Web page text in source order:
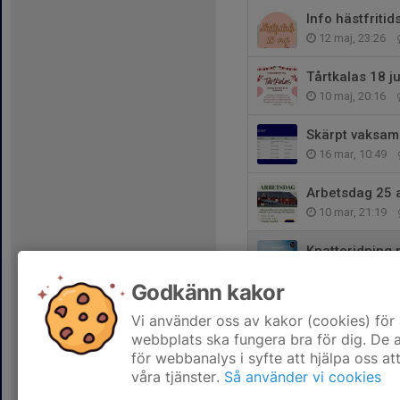
Info
12 maj, 23:26
Tårtkalas 18
10 maj, 20:16
Skärpt
16 mar, 10:49
Arbetsdag 25
10 mar, 21:19
Knatteridning
22 feb, 21:04
Godkänn kakor
Vi använder oss av kakor (cookies)
webbplats ska fungera bra för dig. De
för webbanalys i syfte att hjälpa oss
våra tjänster. Så använder vi cookies